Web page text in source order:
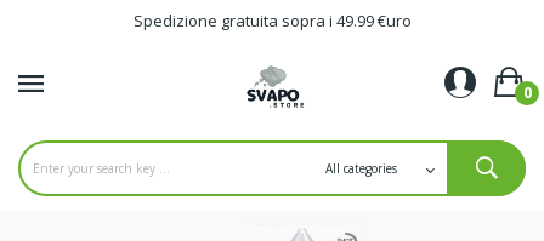
Spedizione gratuita sopra i 49.99 €uro
0